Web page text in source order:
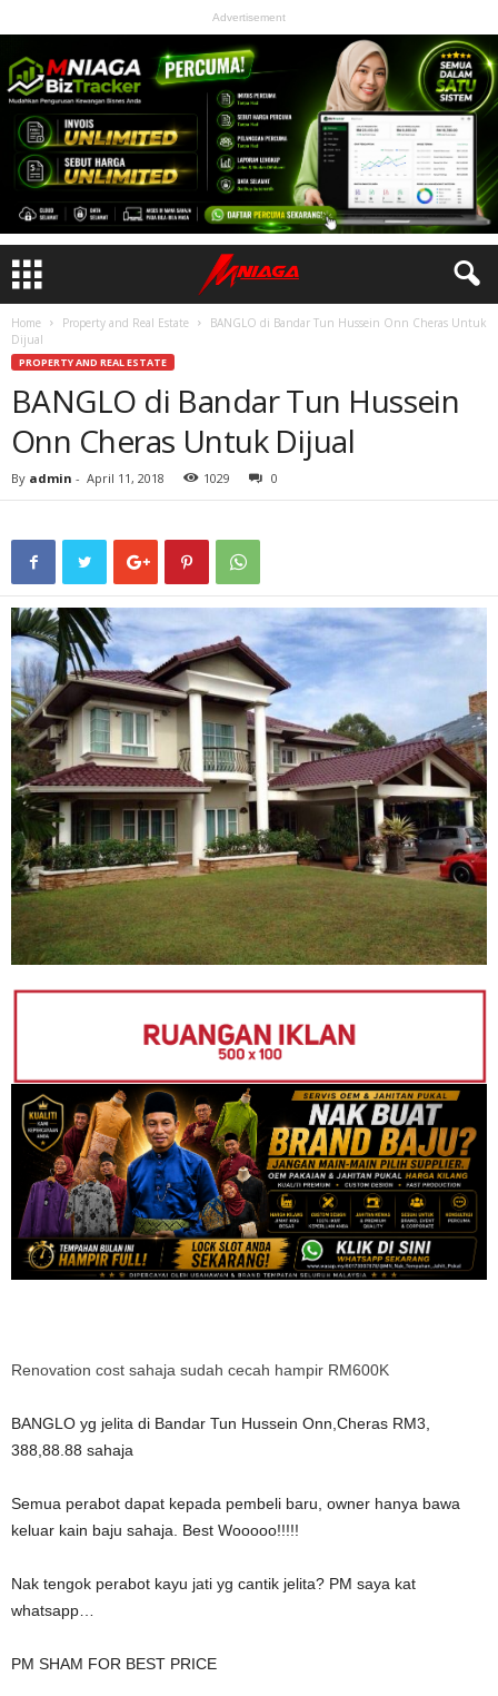
Advertisement
Home Property and Real Estate
BANGLO di Bandar Tun Hussein Onn Cheras Untuk
Dijual
PROPERTY AND REAL ESTATE
BANGLO di Bandar Tun Hussein
Onn Cheras Untuk Dijual
By admin - April 11, 2018 1029 0
Renovation cost sahaja sudah cecah hampir RM600K
BANGLO yg jelita di Bandar Tun Hussein Onn,Cheras RM3,
388,88.88 sahaja
Semua perabot dapat kepada pembeli baru, owner hanya bawa
keluar kain baju sahaja. Best Wooooo!!!!!
Nak tengok perabot kayu jati yg cantik jelita? PM saya kat
whatsapp…
PM SHAM FOR BEST PRICE